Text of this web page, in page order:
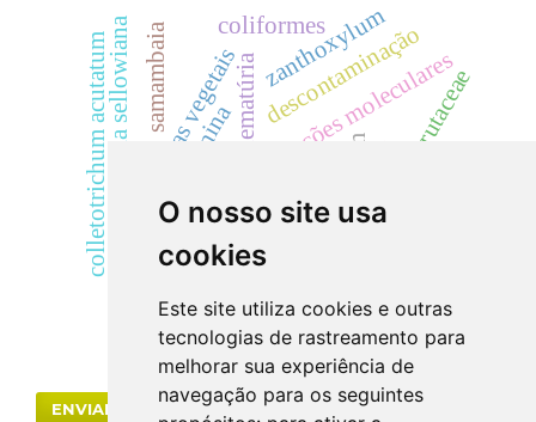
O nosso site usa
cookies
Este site utiliza cookies e outras
tecnologias de rastreamento para
melhorar sua experiência de
navegação para os seguintes
predição de interações moleculares
creatinina
dicksoniaceae
dicksonia sellowiana cylindrocladium
colletotrichum acutatum acácias cilindrúria.
uréia
hematúriadescontaminação
drogas vegetais zanthoxylum
rutaceae
samambaia
mata atlântica.
eficácia
coliformes
ENVIAR SUBMISSÃO